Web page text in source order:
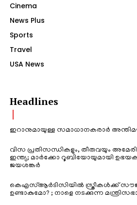
Cinema
News Plus
Sports
Travel
USA News
Headlines
ഇറാനുമായുള്ള സമാധാനകരാർ
വിസ പ്രതിസന്ധികളും, തീരുവയും
ഇന്ത്യ; മാർക്കോ റൂബിയോയുമായി
ജയശങ്കർ
കെഎസ്ആർടിസിയിൽ സ്ത്രീകൾക്ക്
ഉണ്ടാകുമോ? ; നാളെ നടക്കുന്ന